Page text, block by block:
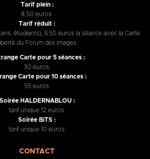
Tarif plein :
8,50 euros.
Tarif réduit :
étudiants), 6.50 euros la séance avec la Carte
Liberté du Forum des images.
Carte pour 5 séances :
30 euros.
Carte pour 10 séances :
55 euros.
Soirée HALDERNABLOU :
tarif unique 12 euros.
Soirée BiTS :
tarif unique 10 euros.
CONTACT